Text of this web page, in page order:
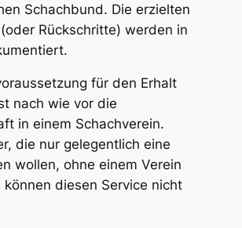
Schachbund. Die erzielten
Rückschritte) werden in
für den Erhalt
nach wie vor die
in einem Schachverein.
die nur gelegentlich eine
wollen, ohne einem Verein
diesen Service nicht